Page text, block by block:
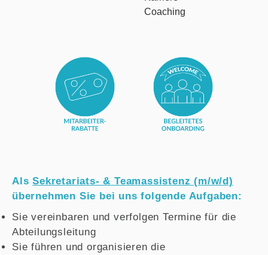
AlsSekretariats- & Teamassistenz (m/w/d)
übernehmen Sie bei uns folgende Aufgaben:
Sie vereinbaren und verfolgen Termine für die
Abteilungsleitung
Sie führen und organisieren die